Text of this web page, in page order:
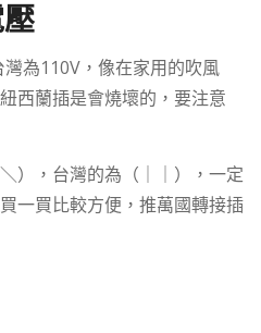
為110V，像在家用的吹風
西蘭插是會燒壞的，要注意
），台灣的為（｜｜），一定
一買比較方便，推萬國轉接插